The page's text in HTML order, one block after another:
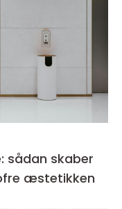
sådan skaber
æstetikken